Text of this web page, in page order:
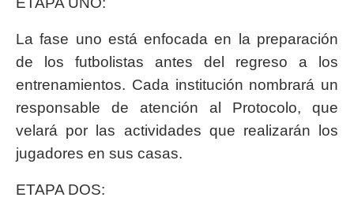
La fase uno está enfocada en la preparación
de los futbolistas antes del regreso a los
entrenamientos. Cada institución nombrará un
responsable de atención al Protocolo, que
velará por las actividades que realizarán los
jugadores en sus casas.
ETAPA DOS: